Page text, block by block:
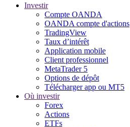
Investir
Compte OANDA
OANDA compte d'actions
TradingView
Taux d’intérêt
Application mobile
Client professionnel
MetaTrader 5
Options de dépôt
Télécharger app ou MT5
Où investir
Forex
Actions
ETFs